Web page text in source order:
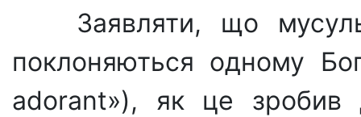
Заявляти, що
поклоняються одному
adorant»), як це зробив